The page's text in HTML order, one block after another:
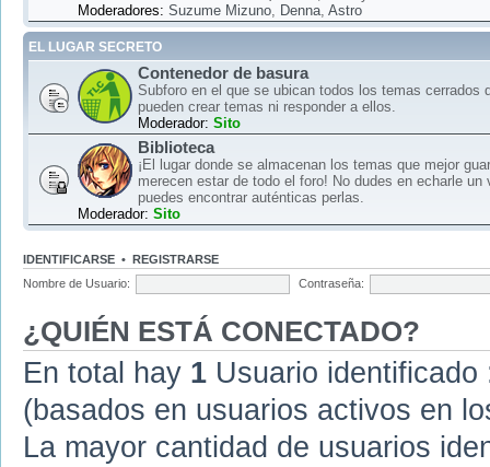
Moderadores: Suzume Mizuno, Denna, Astro
EL LUGAR SECRETO
Contenedor de basura
Subforo en el que se ubican todos los temas cerrados
pueden crear temas ni responder a ellos.
Moderador: Sito
Biblioteca
¡El lugar donde se almacenan los temas que mejor
merecen estar de todo el foro! No dudes en echarle un
puedes encontrar auténticas perlas.
Moderador: Sito
IDENTIFICARSE •
REGISTRARSE
Nombre de Usuario:
Contraseña:
¿QUIÉN ESTÁ CONECTADO?
En total hay 1 Usuario
(basados en usuarios activos en
La mayor cantidad de usuarios